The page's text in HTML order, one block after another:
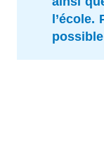
l’école.